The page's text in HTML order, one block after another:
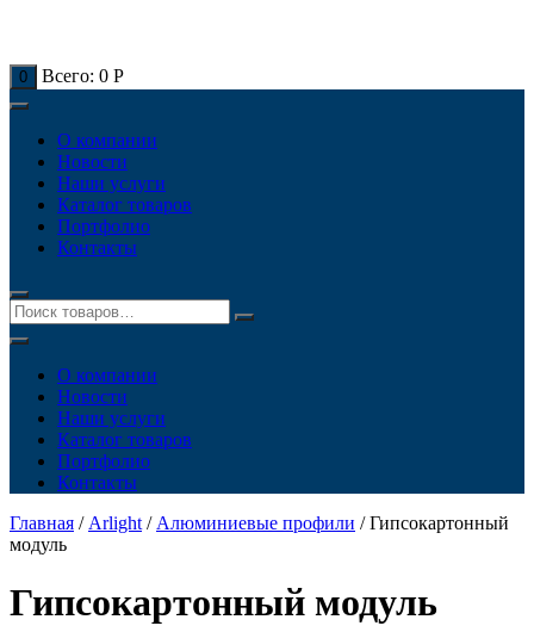
0 Всего: 0 Р
О компании
Новости
Наши услуги
Каталог товаров
Портфолио
Контакты
О компании
Новости
Наши услуги
Каталог товаров
Портфолио
Контакты
Главная / Arlight / Алюминиевые профили / Гипсокартонный
модуль
Гипсокартонный модуль